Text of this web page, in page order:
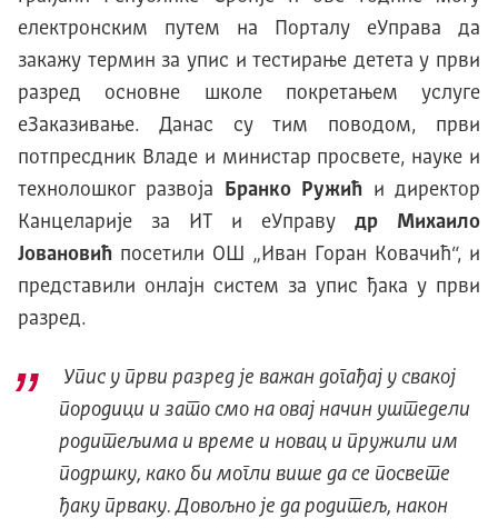
електронским путем на Порталу еУправа да
закажу термин за упис и тестирање детета у први
разред основне школе покретањем услуге
еЗаказивање. Данас су тим поводом, први
потпресдник Владе и министар просвете, науке и
технолошког развоја
Бранко Ружић и директор
Канцеларије за ИТ и еУправу др Михаило
Јовановић посетили ОШ „Иван Горан Ковачић“, и
представили онлајн систем за упис ђака у први
разред.
Упис у први разред је важан догађај у свакој
породици и зато смо на овај начин уштедели
родитељима и време и новац и пружили им
подршку, како би могли више да се посвете
ђаку прваку. Довољно је да родитељ, након